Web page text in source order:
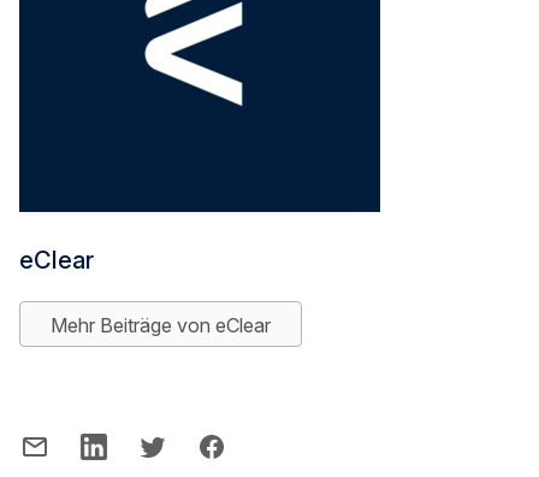
eClear
Mehr Beiträge von eClear